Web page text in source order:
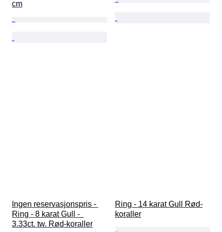
cm
Ingen reservasjonspris -
Ring - 8 karat Gull -
3.33ct. tw. Rød-koraller
Ring - 14 karat Gull Rød-
koraller